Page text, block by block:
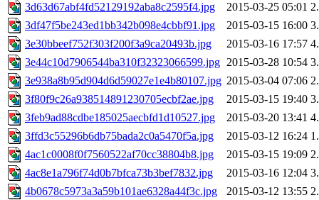
3d63d67abf4fd52129192aba8c2595f4.jpg
2015-03-25 05:01
3df47f5be243ed1bb342b098e4cbbf91.jpg
2015-03-15 16:00
3e30bbeef752f303f200f3a9ca20493b.jpg
2015-03-16 17:57
3e44c10d7906544ba310f32323066599.jpg 2015-03-28 10:54
3e938a8b95d904d6d59027e1e4b80107.jpg 2015-03-04 07:06
3f80f9c26a938514891230705ecbf2ae.jpg
2015-03-15 19:40
3feb9ad88cdbe185025aecbfd1d10527.jpg
2015-03-20 13:41
3ffd3c55296b6db75bada2c0a5470f5a.jpg
2015-03-12 16:24
4ac1c0008f0f7560522af70cc38804b8.jpg
2015-03-15 19:09
4ac8e1a796f74d0b7bfca73b3bef7832.jpg
2015-03-16 12:04
4b0678c5973a3a59b101ae6328a44f3c.jpg
2015-03-12 13:55